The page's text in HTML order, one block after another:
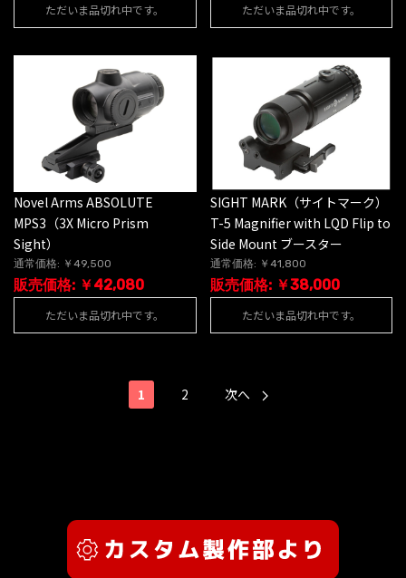
ただいま品切れ中です。 ただいま品切れ中です。
Novel Arms ABSOLUTE
MPS3（3X Micro Prism
Sight）
通常価格: ￥49,500
販売価格: ￥42,080
ただいま品切れ中です。
SIGHT MARK（サイトマーク）
T-5 Magnifier with LQD Flip to
Side Mount ブースター
通常価格: ￥41,800
販売価格: ￥38,000
ただいま品切れ中です。
1 2 次へ